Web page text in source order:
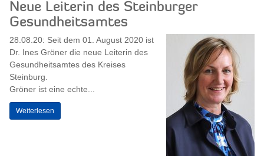
Neue Leiterin des Steinburger
Gesundheitsamtes
28.08.20: Seit dem 01. August 2020 ist
Dr. Ines Gröner die neue Leiterin des
Gesundheitsamtes des Kreises
Steinburg.
Gröner ist eine echte...
Weiterlesen